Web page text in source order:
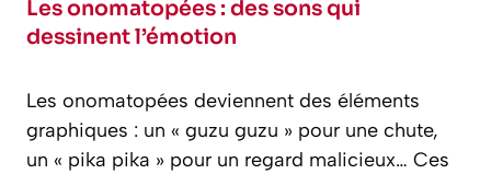
Les onomatopées : des sons qui
dessinent l’émotion
Les onomatopées deviennent des éléments
graphiques : un « guzu guzu » pour une chute,
un « pika pika » pour un regard malicieux… Ces